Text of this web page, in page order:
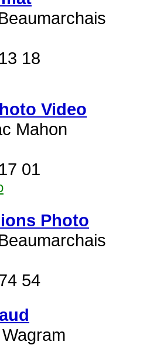
18
Video
Mahon
01
Photo
54